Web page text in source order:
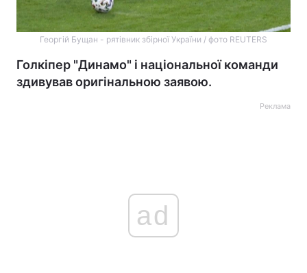
Георгій Бущан - рятівник збірної України / фото REUTERS
Голкіпер "Динамо" і національної команди
здивував оригінальною заявою.
Реклама
ad